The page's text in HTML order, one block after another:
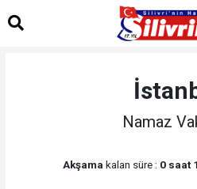
Namaz
Akşama kalan süre : 0 saat